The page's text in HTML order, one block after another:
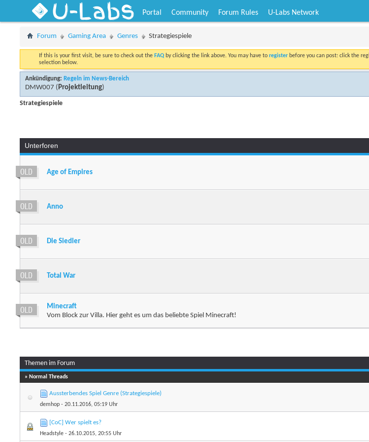
U-Labs Portal Community Forum Rules U-Labs Network
Forum Gaming Area Genres Strategiespiele
If this is your first visit, be sure to check out the FAQ by clicking the link above. You may have toregister before you can post: click the
selection below.
Ankündigung: Regeln im News-Bereich
DMW007 (Projektleitung)
Strategiespiele
Unterforen
Age of Empires
Anno
Die Siedler
Total War
Minecraft
Vom Block zur Villa. Hier geht es um das beliebte Spiel Minecraft!
Themen im Forum
» Normal Threads
Aussterbendes Spiel Genre (Strategiespiele)
demhop - 20.11.2016, 05:19 Uhr
[CoC] Wer spielt es?
Headstyle - 26.10.2015, 20:55 Uhr